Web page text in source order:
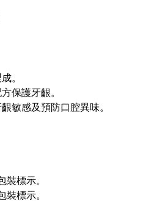
。
保護牙齦。
敏感及預防口腔異味。
裝標示。
裝標示。